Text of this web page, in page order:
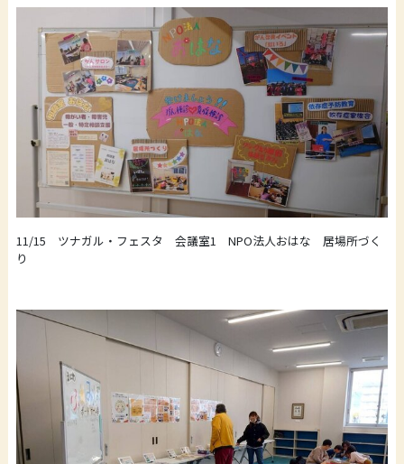
11/15 ツナガル・フェスタ 会議室1 NPO法人おはな 居場所づく
り